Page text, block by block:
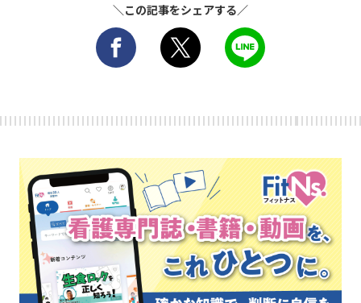
＼この記事をシェアする／